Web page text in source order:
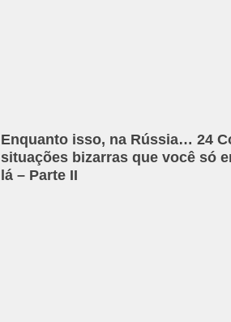
Enquanto isso, na Rússia… 24
situações bizarras que você só
lá – Parte II